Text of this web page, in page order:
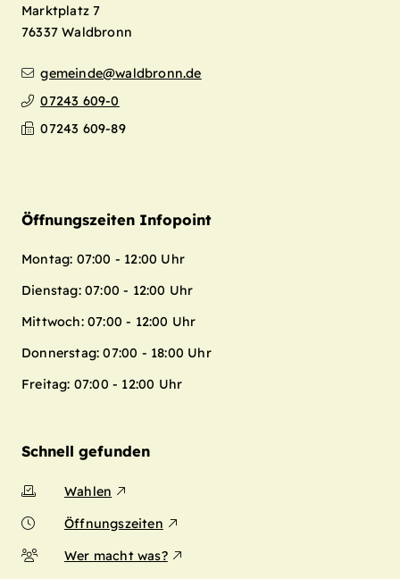
Marktplatz 7
76337 Waldbronn
gemeinde@waldbronn.de
07243 609-0
07243 609-89
Öffnungszeiten Infopoint
Montag: 07:00 - 12:00 Uhr
Dienstag: 07:00 - 12:00 Uhr
Mittwoch: 07:00 - 12:00 Uhr
Donnerstag: 07:00 - 18:00 Uhr
Freitag: 07:00 - 12:00 Uhr
Schnell gefunden
Wahlen
Öffnungszeiten
Wer macht was?